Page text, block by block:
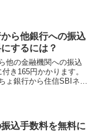
ら他銀行への振込
するには？
他の金融機関への振込
き165円かかります。
ょ銀行から住信SBIネッ
込手数料を無料に